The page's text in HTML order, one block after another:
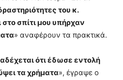
του κ.
στο σπίτι μου υπήρχαν
» αναφέρουν τα πρακτικά.
ότι έδωσε εντολή
τα χρήματα», έγραψε ο